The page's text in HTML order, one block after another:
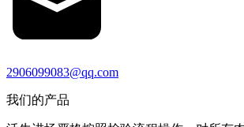
2906099083@qq.com
我们的产品